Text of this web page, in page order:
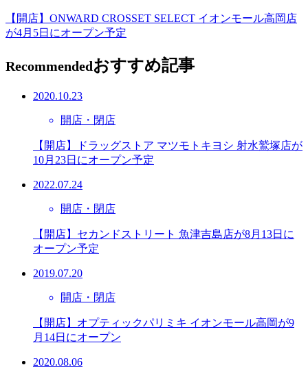
【開店】ONWARD CROSSET SELECT イオンモール高岡店
が4月5日にオープン予定
Recommendedおすすめ記事
2020.10.23
開店・閉店
【開店】ドラッグストア マツモトキヨシ 射水鷲塚店が
10月23日にオープン予定
2022.07.24
開店・閉店
【開店】セカンドストリート 魚津吉島店が8月13日に
オープン予定
2019.07.20
開店・閉店
【開店】オプティックパリミキ イオンモール高岡が9
月14日にオープン
2020.08.06